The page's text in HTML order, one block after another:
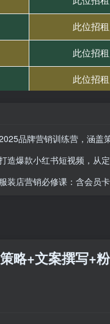
品牌营销训练营，涵盖策略、文案
造爆款小红书短视频，从定位到变
服装店营销必修课：含会员卡、储值卡
略+文案撰写+